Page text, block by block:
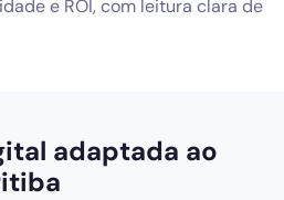
e ROI, com leitura clara de
adaptada ao